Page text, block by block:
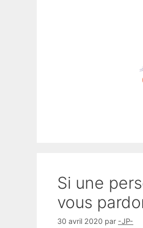
Si une
vous
30 avril 2020 par -JP-